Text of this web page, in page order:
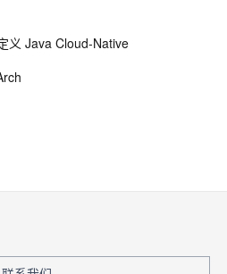
义 Java Cloud-Native